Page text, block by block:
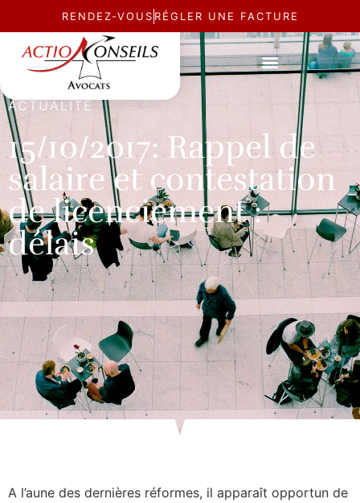
RENDEZ-VOUS RÉGLER UNE FACTURE
ACTUALITÉ
15/10/2017: Rappel de
salaire et contestation
de licenciement :
délais
A l’aune des dernières réformes, il apparaît opportun de